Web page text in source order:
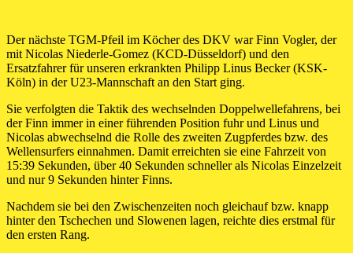
Der nächste TGM-Pfeil im Köcher des DKV war Finn Vogler, der
mit Nicolas Niederle-Gomez (KCD-Düsseldorf) und den
Ersatzfahrer für unseren erkrankten Philipp Linus Becker (KSK-
Köln) in der U23-Mannschaft an den Start ging.
Sie verfolgten die Taktik des wechselnden Doppelwellefahrens, bei
der Finn immer in einer führenden Position fuhr und Linus und
Nicolas abwechselnd die Rolle des zweiten Zugpferdes bzw. des
Wellensurfers einnahmen. Damit erreichten sie eine Fahrzeit von
15:39 Sekunden, über 40 Sekunden schneller als Nicolas Einzelzeit
und nur 9 Sekunden hinter Finns.
Nachdem sie bei den Zwischenzeiten noch gleichauf bzw. knapp
hinter den Tschechen und Slowenen lagen, reichte dies erstmal für
den ersten Rang.